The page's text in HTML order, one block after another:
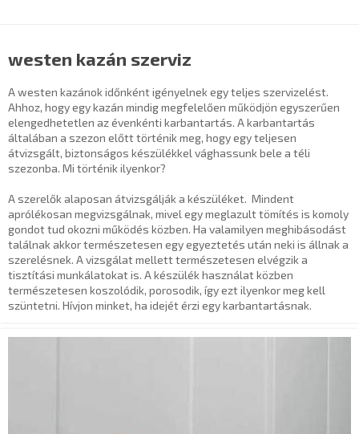
westen kazán szerviz
A westen kazánok időnként igényelnek egy teljes szervizelést.
Ahhoz, hogy egy kazán mindig megfelelően működjön egyszerűen
elengedhetetlen az évenkénti karbantartás. A karbantartás
általában a szezon előtt történik meg, hogy egy teljesen
átvizsgált, biztonságos készülékkel vághassunk bele a téli
szezonba. Mi történik ilyenkor?
A szerelők alaposan átvizsgálják a készüléket. Mindent
aprólékosan megvizsgálnak, mivel egy meglazult tömítés is komoly
gondot tud okozni működés közben. Ha valamilyen meghibásodást
találnak akkor természetesen egy egyeztetés után neki is állnak a
szerelésnek. A vizsgálat mellett természetesen elvégzik a
tisztítási munkálatokat is. A készülék használat közben
természetesen koszolódik, porosodik, így ezt ilyenkor meg kell
szüntetni. Hívjon minket, ha idejét érzi egy karbantartásnak.